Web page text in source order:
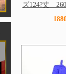
ズ124?丈